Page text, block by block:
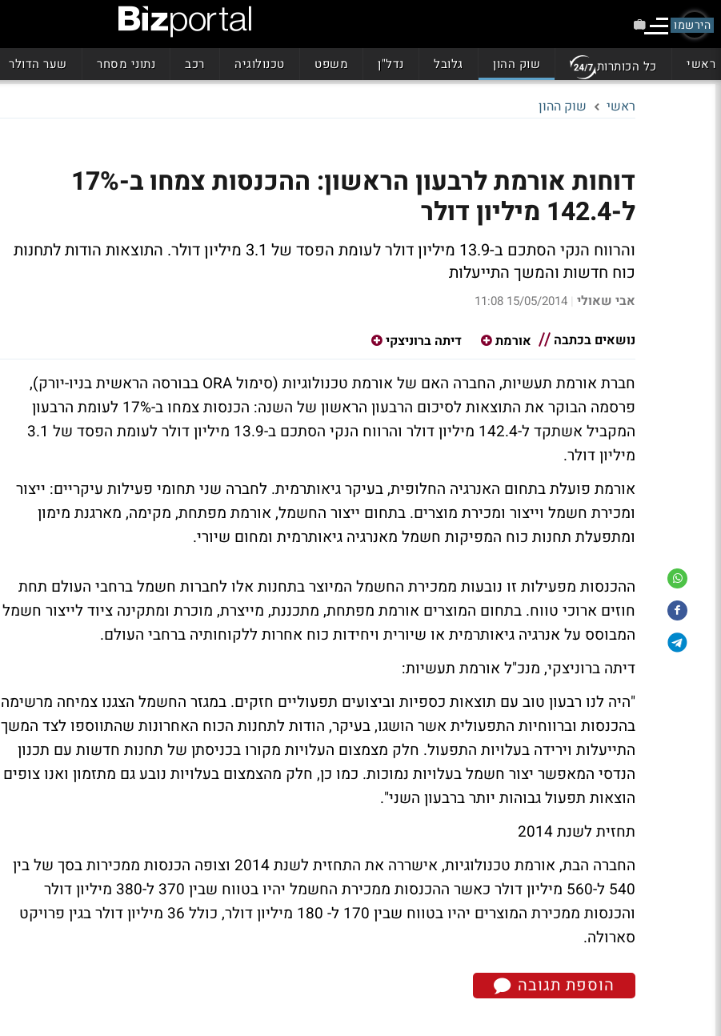
הירשמו
ראשי כל הכותרות שוק ההון גלובל נדל"ן משפט טכנולוגיה רכב נתוני מסחר שער הדולר
ראשי שוק ההון
דוחות אורמת לרבעון הראשון: ההכנסות צמחו ב-17%
ל-142.4 מיליון דולר
והרווח הנקי הסתכם ב-13.9 מיליון דולר לעומת הפסד של 3.1 מיליון דולר. התוצאות הודות לתחנות
כוח חדשות והמשך התייעלות
אבי שאולי |
15/05/2014 11:08
נושאים בכתבה אורמת דיתה ברוניצקי
חברת אורמת תעשיות, החברה האם של אורמת טכנולוגיות (סימול ORA בבורסה הראשית בניו-יורק),
פרסמה הבוקר את התוצאות לסיכום הרבעון הראשון של השנה: הכנסות צמחו ב-17% לעומת הרבעון
המקביל אשתקד ל-142.4 מיליון דולר והרווח הנקי הסתכם ב-13.9 מיליון דולר לעומת הפסד של 3.1
מיליון דולר.
אורמת פועלת בתחום האנרגיה החלופית, בעיקר גיאותרמית. לחברה שני תחומי פעילות עיקריים: ייצור
ומכירת חשמל וייצור ומכירת מוצרים. בתחום ייצור החשמל, אורמת מפתחת, מקימה, מארגנת מימון
ומתפעלת תחנות כוח המפיקות חשמל מאנרגיה גיאותרמית ומחום שיורי.
ההכנסות מפעילות זו נובעות ממכירת החשמל המיוצר בתחנות אלו לחברות חשמל ברחבי העולם תחת
חוזים ארוכי טווח. בתחום המוצרים אורמת מפתחת, מתכננת, מייצרת, מוכרת ומתקינה ציוד לייצור חשמל
המבוסס על אנרגיה גיאותרמית או שיורית ויחידות כוח אחרות ללקוחותיה ברחבי העולם.
דיתה ברוניצקי, מנכ"ל אורמת תעשיות:
"היה לנו רבעון טוב עם תוצאות כספיות וביצועים תפעוליים חזקים. במגזר החשמל הצגנו צמיחה מרשימה
בהכנסות וברווחיות התפעולית אשר הושגו, בעיקר, הודות לתחנות הכוח האחרונות שהתווספו לצד המשך
התייעלות וירידה בעלויות התפעול. חלק מצמצום העלויות מקורו בכניסתן של תחנות חדשות עם תכנון
הנדסי המאפשר יצור חשמל בעלויות נמוכות. כמו כן, חלק מהצמצום בעלויות נובע גם מתזמון ואנו צופים
הוצאות תפעול גבוהות יותר ברבעון השני".
תחזית לשנת 2014
החברה הבת, אורמת טכנולוגיות, אישררה את התחזית לשנת 2014 וצופה הכנסות ממכירות בסך של בין
540 ל-560 מיליון דולר כאשר ההכנסות ממכירת החשמל יהיו בטווח שבין 370 ל-380 מיליון דולר
והכנסות ממכירת המוצרים יהיו בטווח שבין 170 ל- 180 מיליון דולר, כולל 36 מיליון דולר בגין פרויקט
סארולה.
הוספת תגובה